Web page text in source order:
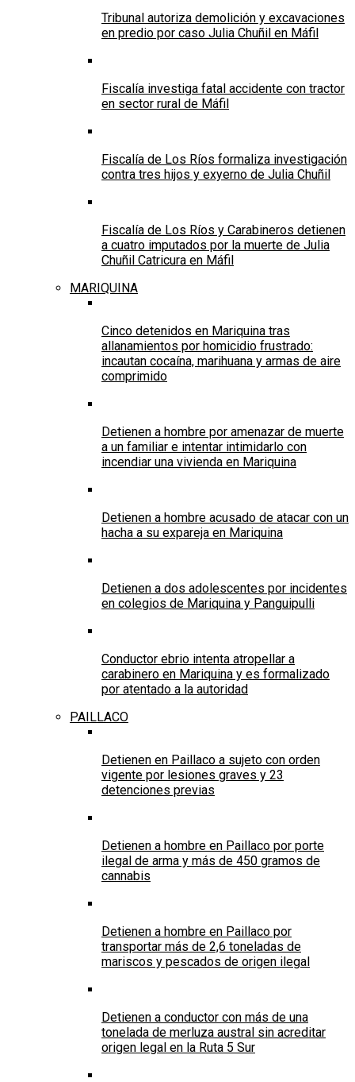
Tribunal autoriza demolición y excavaciones
en predio por caso Julia Chuñil en Máfil
Fiscalía investiga fatal accidente con tractor
en sector rural de Máfil
Fiscalía de Los Ríos formaliza investigación
contra tres hijos y exyerno de Julia Chuñil
Fiscalía de Los Ríos y Carabineros detienen
a cuatro imputados por la muerte de Julia
Chuñil Catricura en Máfil
MARIQUINA
Cinco detenidos en Mariquina tras
allanamientos por homicidio frustrado:
incautan cocaína, marihuana y armas de aire
comprimido
Detienen a hombre por amenazar de muerte
a un familiar e intentar intimidarlo con
incendiar una vivienda en Mariquina
Detienen a hombre acusado de atacar con un
hacha a su expareja en Mariquina
Detienen a dos adolescentes por incidentes
en colegios de Mariquina y Panguipulli
Conductor ebrio intenta atropellar a
carabinero en Mariquina y es formalizado
por atentado a la autoridad
PAILLACO
Detienen en Paillaco a sujeto con orden
vigente por lesiones graves y 23
detenciones previas
Detienen a hombre en Paillaco por porte
ilegal de arma y más de 450 gramos de
cannabis
Detienen a hombre en Paillaco por
transportar más de 2,6 toneladas de
mariscos y pescados de origen ilegal
Detienen a conductor con más de una
tonelada de merluza austral sin acreditar
origen legal en la Ruta 5 Sur